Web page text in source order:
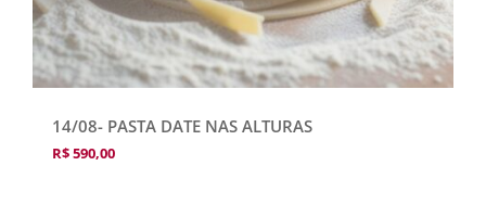
14/08- PASTA DATE NAS ALTURAS
R$590,00